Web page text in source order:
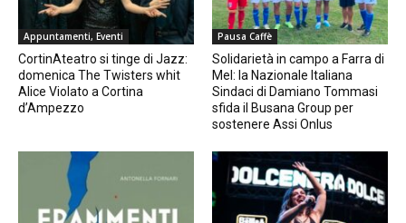
Appuntamenti, Eventi
CortinAteatro si tinge di Jazz:
domenica The Twisters whit
Alice Violato a Cortina
d’Ampezzo
Pausa Caffè
Solidarietà in campo a Farra di
Mel: la Nazionale Italiana
Sindaci di Damiano Tommasi
sfida il Busana Group per
sostenere Assi Onlus